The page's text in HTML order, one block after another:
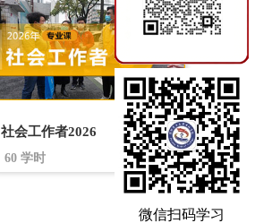
社会工作者2026
60 学时
微信扫码学习